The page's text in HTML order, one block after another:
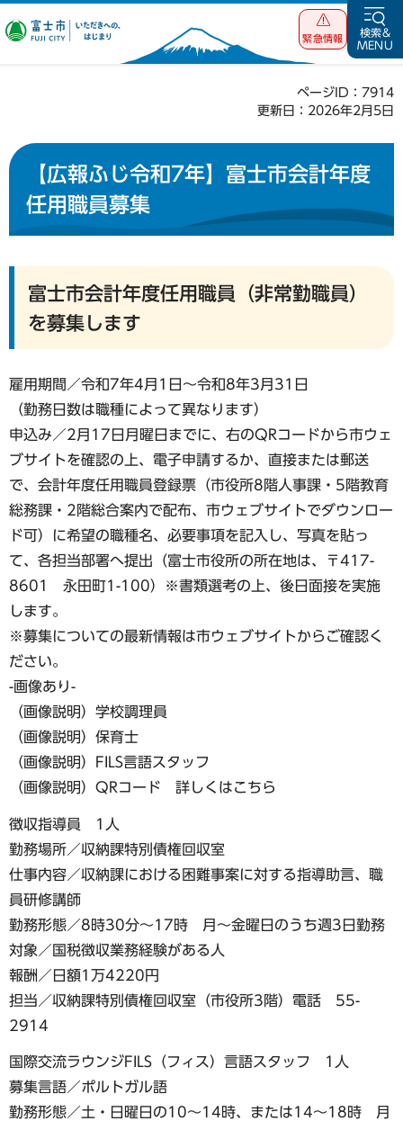
富士市 いただ
緊急情報
検索&
MENU
ページID：7914
更新日：2026年2月5日
【広報ふじ令和7年】富士市会計年度
任用職員募集
富士市会計年度任用職員（非常勤職員）
を募集します
雇用期間／令和7年4月1日～令和8年3月31日
（勤務日数は職種によって異なります）
申込み／2月17日月曜日までに、右のQRコードから市ウェ
ブサイトを確認の上、電子申請するか、直接または郵送
で、会計年度任用職員登録票（市役所8階人事課・5階教育
総務課・2階総合案内で配布、市ウェブサイトでダウンロー
ド可）に希望の職種名、必要事項を記入し、写真を貼っ
て、各担当部署へ提出（富士市役所の所在地は、〒417-
8601 永田町1-100）※書類選考の上、後日面接を実施
します。
※募集についての最新情報は市ウェブサイトからご確認く
ださい。
-画像あり-
（画像説明）学校調理員
（画像説明）保育士
（画像説明）FILS言語スタッフ
（画像説明）QRコード 詳しくはこちら
徴収指導員 1人
勤務場所／収納課特別債権回収室
仕事内容／収納課における困難事案に対する指導助言、職
員研修講師
勤務形態／8時30分～17時 月～金曜日のうち週3日勤務
対象／国税徴収業務経験がある人
報酬／日額1万4220円
担当／収納課特別債権回収室（市役所3階）電話 55-
2914
国際交流ラウンジFILS（フィス）言語スタッフ 1人
募集言語／ポルトガル語
勤務形態／土・日曜日の10～14時、または14～18時 月